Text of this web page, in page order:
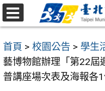
跳
至
要
內
容
首頁 > 校園公告 > 學生
藝博物館辦理「第22屆
普講座場次表及海報各
選
單